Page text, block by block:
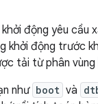
khởi động yêu
khởi động trước
tải từ phân vùng
như boot và